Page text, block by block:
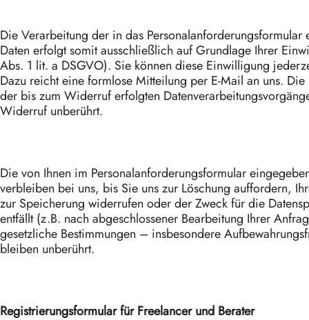
Die Verarbeitung der in das Personalanforderungsformular
Daten erfolgt somit ausschließlich auf Grundlage Ihrer
Abs. 1 lit. a DSGVO). Sie können diese Einwilligung
Dazu reicht eine formlose Mitteilung per E-Mail an uns.
der bis zum Widerruf erfolgten
Widerruf unberührt.
Die von Ihnen im Personalanforderungsformular
verbleiben bei uns, bis Sie uns zur Löschung auffordern,
zur Speicherung widerrufen oder der Zweck für die
entfällt (z.B. nach abgeschlossener Bearbeitung Ihrer
gesetzliche Bestimmungen – insbesondere
bleiben unberührt.
Registrierungsformular für Freelancer und Berater